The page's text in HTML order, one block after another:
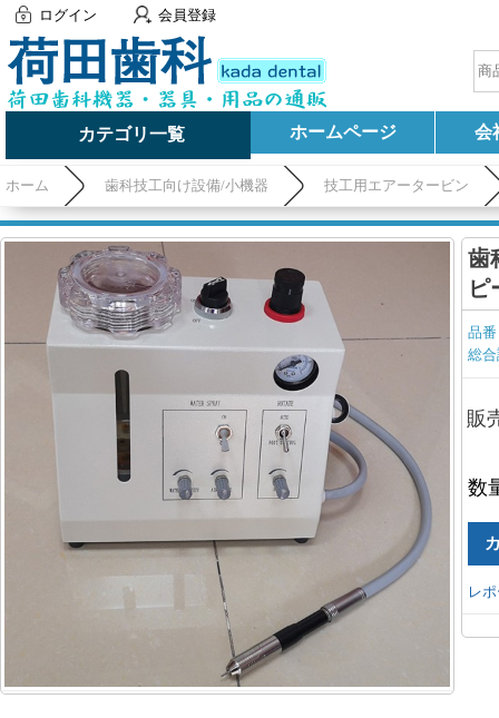
ログイン 会員登録
カテゴリ一覧 ホームページ 会
ホーム 歯科技工向け設備/小機器 技工用エアータービン
歯
ピ
品
総
販
数
レ